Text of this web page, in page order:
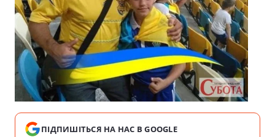
ПІДПИШІТЬСЯ НА НАС В GOOGLE